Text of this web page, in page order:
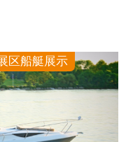
区船艇展示